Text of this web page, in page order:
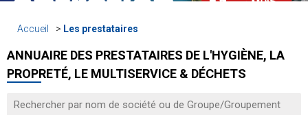
Accueil Les prestataires
ANNUAIRE DES PRESTATAIRES DE L'HYGIÈNE, LA
PROPRETÉ, LE MULTISERVICE & DÉCHETS